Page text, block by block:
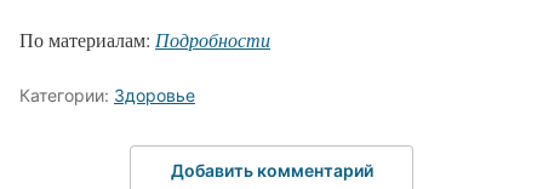
По материалам: Подробности
Категории: Здоровье
Добавить комментарий